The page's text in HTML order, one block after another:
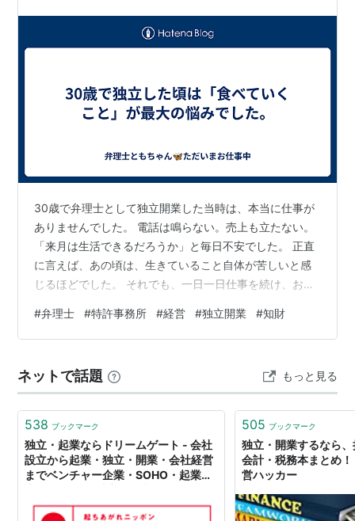
30歳で弁理士として独立開業した当時は、本当に仕事が
ありませんでした。 電話は鳴らない。売上も立たない。
「来月は生活できるだろうか」と毎日不安でした。 正直
に言えば、あの頃は、生きていること自体が苦しいと感
じるほどでした。 それでも、一日一日仕事を続け、お客
ねてきました。 すると10年、20年と経った今、景色はま
ったく変わりました。 毎日のように魅力的な案件との出
るようになりました。 経営者として抱える悩みも変化し
ています。 ① 独立当初「今月、食べていけるだろう
か。」 ② 事務所が軌道に乗って…
#弁理士 #特許事務所 #経営 #独立開業 #知財
ネットで話題 もっと見る
538 ブックマーク
独立・起業ならドリームゲート - 会社
設立から起業・独立・開業・会社経営
までベンチャー企業・SOHO・起業家
ムゲート
505 ブックマーク
独立・開業するなら
会計・税務本まとめ
営ハッカー